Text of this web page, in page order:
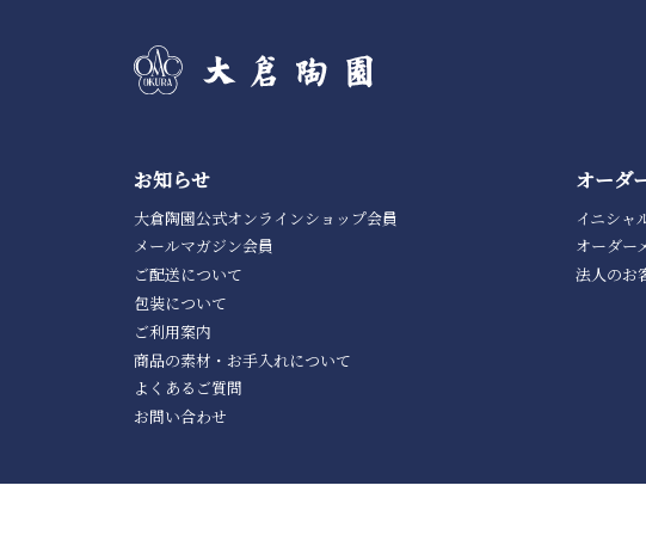
お知らせ
大倉陶園公式オンラインショップ会員
メールマガジン会員
ご配送について
包装について
ご利用案内
商品の素材・お手入れについて
よくあるご質問
お問い合わせ
オーダ
イニシャ
オーダー
法人のお